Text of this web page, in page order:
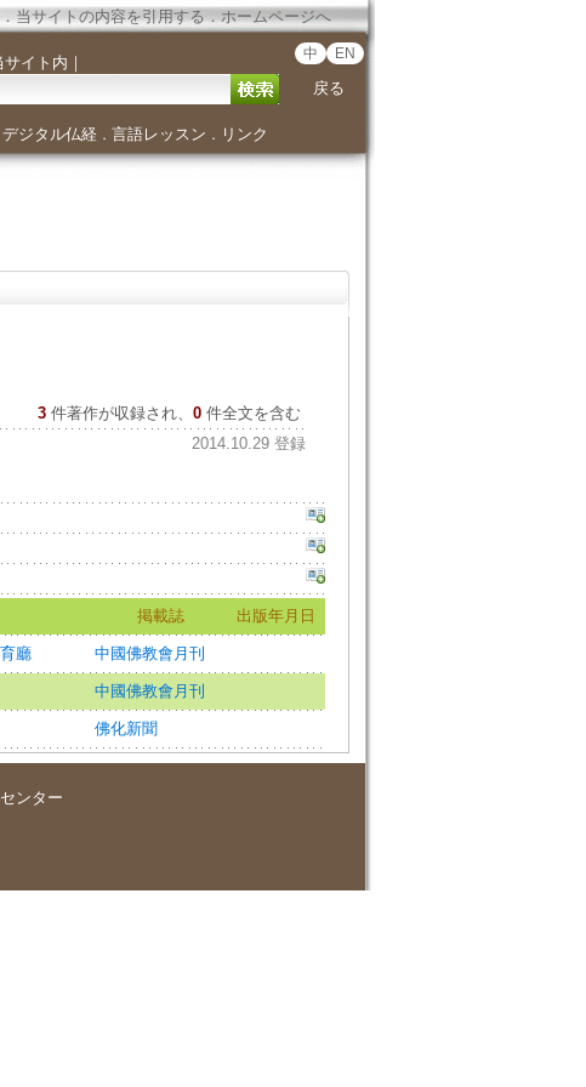
．当サイトの内容を引用する．ホームページへ
サイト内 ｜ 中 EN
戻る
デジタル仏経． 言語レッスン ． リンク
3 件著作が収録され、 0件全文を含む
2014.10.29 登録
掲載誌 出版年月日
廳 中國佛教會月刊
中國佛教會月刊
佛化新聞
ンター